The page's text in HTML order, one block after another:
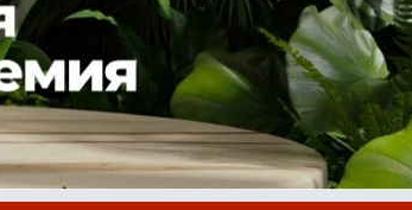
ГИД ПОТРЕБИТЕЛЯ ВСЕ О КП